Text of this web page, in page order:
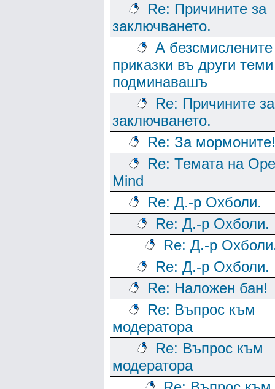
Re: Причините за
заключването.
А безсмислените
приказки въ други теми
подминавашъ
Re: Причините за
заключването.
Re: За мормоните!
Re: Темата на
Mind
Re: Д.-р Охболи.
Re: Д.-р Охболи.
Re: Д.-р
Re: Д.-р Охболи.
Re: Наложен бан!
Re: Въпрос към
модератора
Re: Въпрос към
модератора